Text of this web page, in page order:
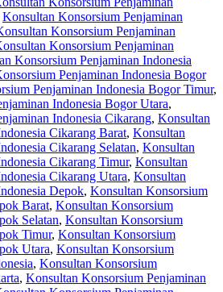
Konsultan Konsorsium Penjaminan
Konsorsium Penjaminan
Konsorsium Penjaminan
Konsorsium Penjaminan Indonesia
Penjaminan Indonesia Bogor
Penjaminan Indonesia Bogor Timur,
Indonesia Bogor Utara,
Indonesia Cikarang, Konsultan
Cikarang Barat, Konsultan
Cikarang Selatan, Konsultan
Cikarang Timur, Konsultan
Cikarang Utara, Konsultan
Depok, Konsultan Konsorsium
Barat, Konsultan Konsorsium
Selatan, Konsultan Konsorsium
Timur, Konsultan Konsorsium
Utara, Konsultan Konsorsium
, Konsultan Konsorsium
, Konsultan Konsorsium Penjaminan